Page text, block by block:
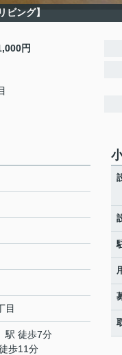
ビング】
円
目
」駅 徒歩7分
歩11分